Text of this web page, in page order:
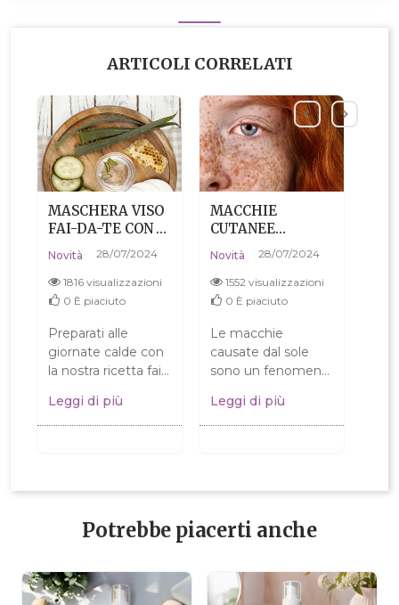
ARTICOLI CORRELATI
MASCHERA VISO
FAI-DA-TE CON
SOLI DUE
INGREDIENTI!
Novità 28/07/2024
1816 visualizzazioni
0 È piaciuto
Preparati alle
giornate calde con
la nostra ricetta fai-
maschera viso
rinfrescante a base
Leggi di più
MACCHIE
CUTANEE
CAUSATE DAL
SOLE
Novità 28/07/2024
1552 visualizzazioni
0 È piaciuto
Le macchie
causate dal sole
sono un fenomeno
primavera, ma con
un uso regolare del
Leggi di più
Potrebbe piacerti anche